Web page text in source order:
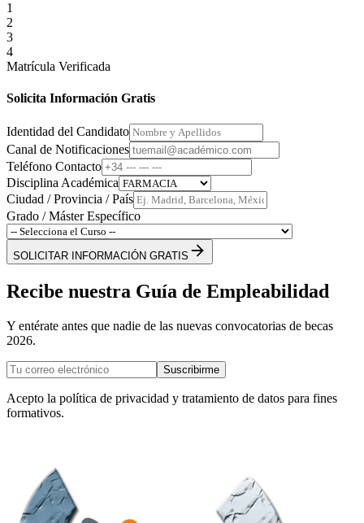
1
2
3
4
Matrícula Verificada
Solicita Información Gratis
Identidad del Candidato
Canal de Notificaciones
Teléfono Contacto
Disciplina Académica
Ciudad / Provincia / País
Grado / Máster Específico
SOLICITAR INFORMACIÓN GRATIS
Recibe nuestra Guía de Empleabilidad
Y entérate antes que nadie de las nuevas convocatorias de becas
2026.
Suscribirme
Acepto la política de privacidad y tratamiento de datos para fines
formativos.